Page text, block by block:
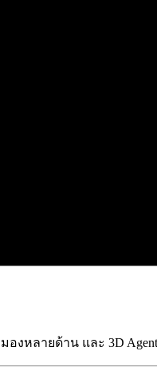
องหลายด้าน และ 3D